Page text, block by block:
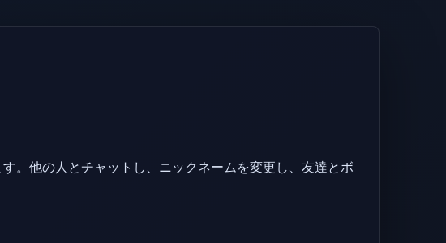
。他の人とチャットし、ニックネームを変更し、友達とボ